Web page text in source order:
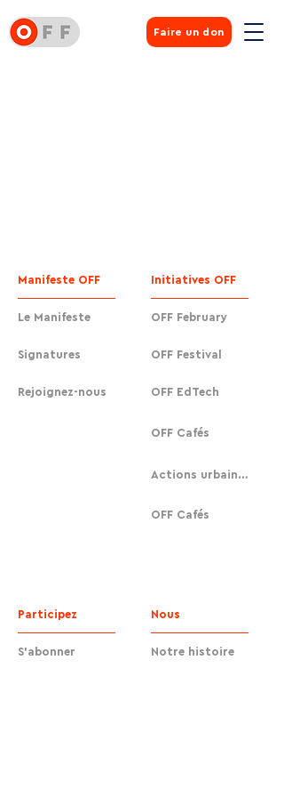
Faire un don
Manifeste OFF
Le Manifeste
Signatures
Rejoignez-nous
Initiatives OFF
OFF February
OFF Festival
OFF EdTech
OFF Cafés
Actions urbaines
OFF Cafés
Participez
S'abonner
Nous
Notre histoire